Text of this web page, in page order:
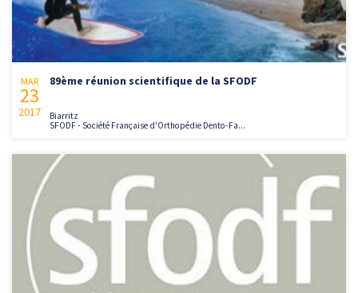
MAR
23
2017
89ème réunion scientifique de la SFODF
Biarritz
SFODF - Société Française d'Orthopédie Dento-Fa...